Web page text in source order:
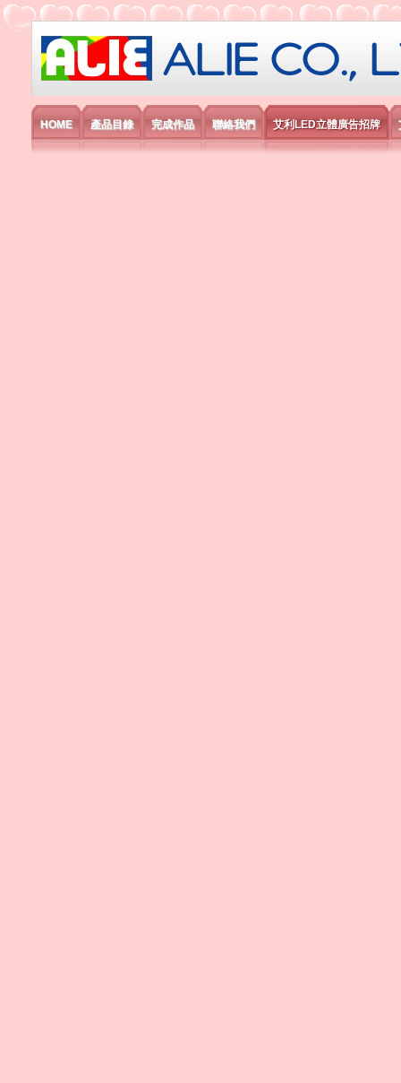
艾利國際電子有限公司
HOME 產品目錄 完成作品 聯絡我們 艾利LED立體廣告招牌